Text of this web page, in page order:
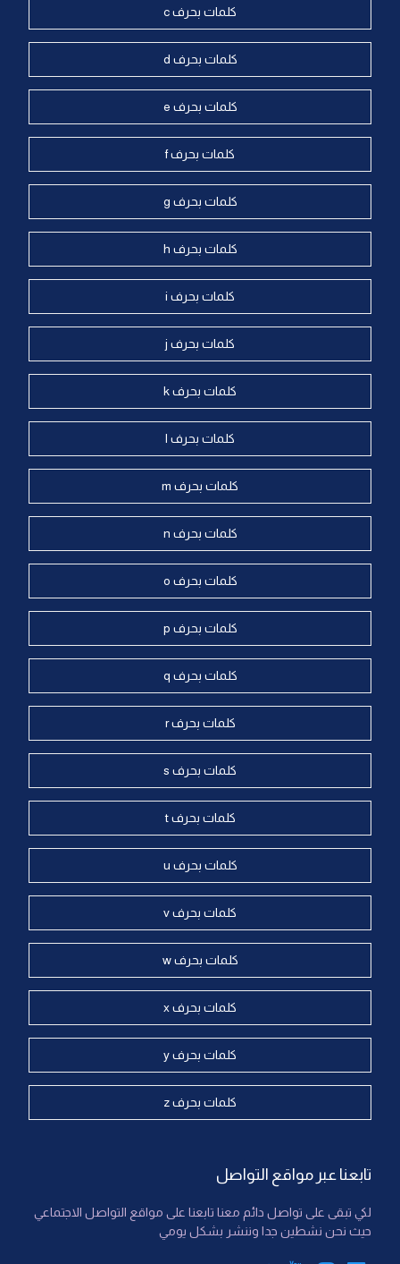
كلمات بحرف c
كلمات بحرف d
كلمات بحرف e
كلمات بحرف f
كلمات بحرف g
كلمات بحرف h
كلمات بحرف i
كلمات بحرف j
كلمات بحرف k
كلمات بحرف l
كلمات بحرف m
كلمات بحرف n
كلمات بحرف o
كلمات بحرف p
كلمات بحرف q
كلمات بحرف r
كلمات بحرف s
كلمات بحرف t
كلمات بحرف u
كلمات بحرف v
كلمات بحرف w
كلمات بحرف x
كلمات بحرف y
كلمات بحرف z
تابعنا عبر مواقع التواصل
لكي تبقى على تواصل دائم معنا تابعنا على مواقع التواصل الاجتماعي
حيث نحن نشطين جدا وننشر بشكل يومي